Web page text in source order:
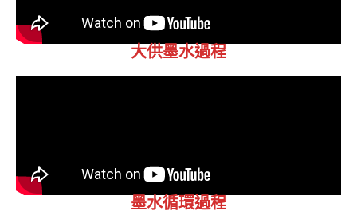
大供墨水過程
墨水循環過程